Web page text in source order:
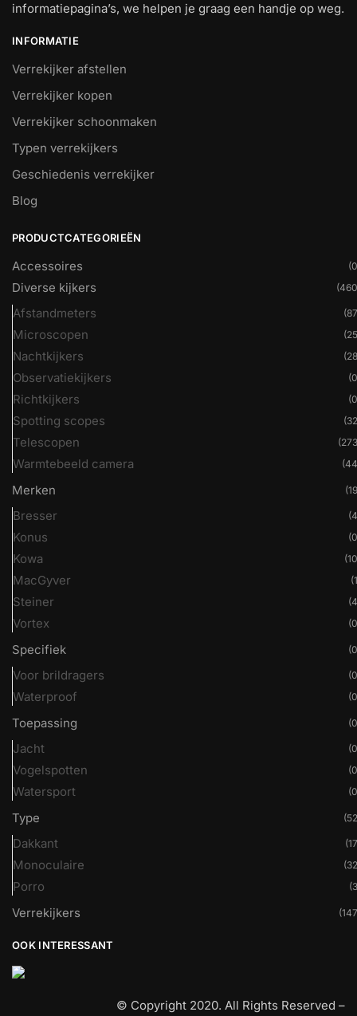
informatiepagina’s, we helpen je graag een handje op weg.
INFORMATIE
Verrekijker afstellen
Verrekijker kopen
Verrekijker schoonmaken
Typen verrekijkers
Geschiedenis verrekijker
Blog
PRODUCTCATEGORIEËN
Accessoires
Diverse kijkers
Afstandmeters
Microscopen
Nachtkijkers
Observatiekijkers
Richtkijkers
Spotting scopes
Telescopen
Warmtebeeld camera
Merken
Bresser
Konus
Kowa
MacGyver
Steiner
Vortex
Specifiek
Voor brildragers
Waterproof
Toepassing
Jacht
Vogelspotten
Watersport
Type
Dakkant
Monoculaire
Porro
Verrekijkers
OOK INTERESSANT
© Copyright 2020. All Rights Reserved –